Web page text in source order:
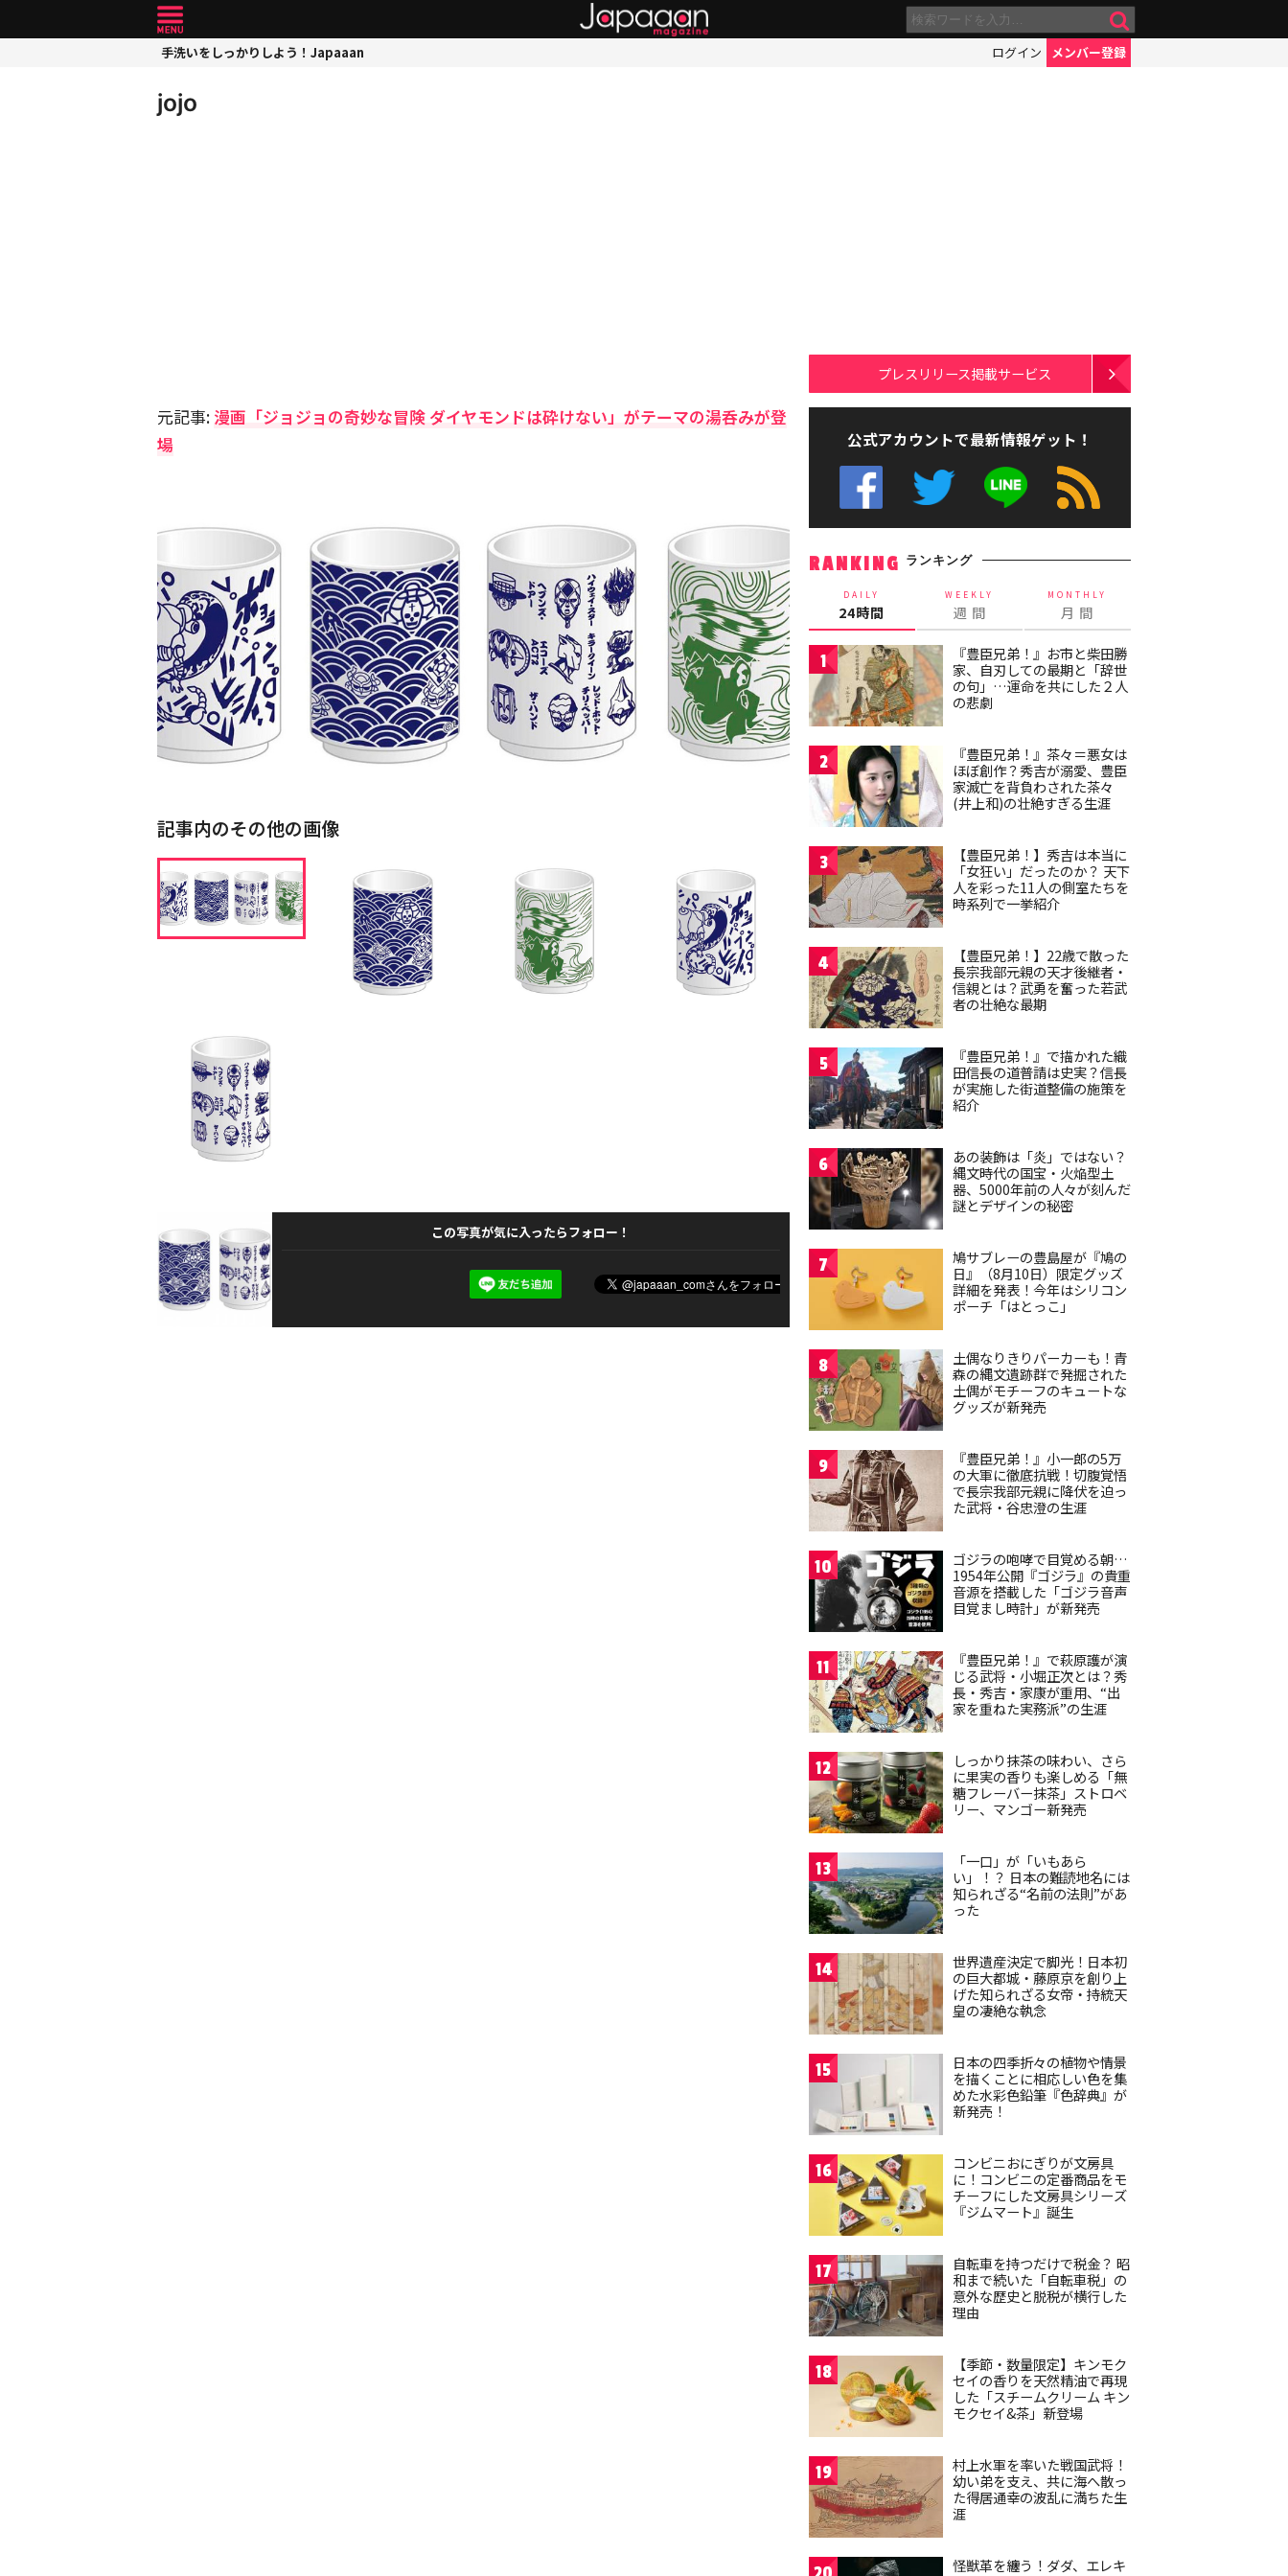
手洗いをしっかりしよう！Japaaan ログイン メンバー登録
jojo
元記事: 漫画「ジョジョの奇妙な冒険 ダイヤモンドは砕けない」がテーマの湯呑みが登
場
記事内のその他の画像
この写真が気に入ったらフォロー！
プレスリリース掲載サービス
公式アカウントで最新情報ゲット！
RANKING ランキング
DAILY
24時間
WEEKLY
週 間
MONTHLY
月 間
1
『豊臣兄弟！』お市と柴田勝
家、自刃しての最期と「辞世
の句」…運命を共にした２人
の悲劇
2
『豊臣兄弟！』茶々＝悪女は
ほぼ創作？秀吉が溺愛、豊臣
家滅亡を背負わされた茶々
(井上和)の壮絶すぎる生涯
3
【豊臣兄弟！】秀吉は本当に
「女狂い」だったのか？ 天下
人を彩った11人の側室たちを
時系列で一挙紹介
4
【豊臣兄弟！】22歳で散った
長宗我部元親の天才後継者・
信親とは？武勇を奮った若武
者の壮絶な最期
5
『豊臣兄弟！』で描かれた織
田信長の道普請は史実？信長
が実施した街道整備の施策を
紹介
6
あの装飾は「炎」ではない？
縄文時代の国宝・火焔型土
器、5000年前の人々が刻んだ
謎とデザインの秘密
7
鳩サブレーの豊島屋が『鳩の
日』（8月10日）限定グッズ
詳細を発表！今年はシリコン
ポーチ「はとっこ」
8
土偶なりきりパーカーも！青
森の縄文遺跡群で発掘された
土偶がモチーフのキュートな
グッズが新発売
9
『豊臣兄弟！』小一郎の5万
の大軍に徹底抗戦！切腹覚悟
で長宗我部元親に降伏を迫っ
た武将・谷忠澄の生涯
10
ゴジラの咆哮で目覚める朝…
1954年公開『ゴジラ』の貴重
音源を搭載した「ゴジラ音声
目覚まし時計」が新発売
11
『豊臣兄弟！』で萩原護が演
じる武将・小堀正次とは？秀
長・秀吉・家康が重用、“出
家を重ねた実務派”の生涯
12
しっかり抹茶の味わい、さら
に果実の香りも楽しめる「無
糖フレーバー抹茶」ストロベ
リー、マンゴー新発売
13
「一口」が「いもあら
い」！？ 日本の難読地名には
知られざる“名前の法則”があ
った
14
世界遺産決定で脚光！日本初
の巨大都城・藤原京を創り上
げた知られざる女帝・持統天
皇の凄絶な執念
15
日本の四季折々の植物や情景
を描くことに相応しい色を集
めた水彩色鉛筆『色辞典』が
新発売！
16
コンビニおにぎりが文房具
に！コンビニの定番商品をモ
チーフにした文房具シリーズ
『ジムマート』誕生
17
自転車を持つだけで税金？ 昭
和まで続いた「自転車税」の
意外な歴史と脱税が横行した
理由
18
【季節・数量限定】キンモク
セイの香りを天然精油で再現
した「スチームクリーム キン
モクセイ&茶」新登場
19
村上水軍を率いた戦国武将！
幼い弟を支え、共に海へ散っ
た得居通幸の波乱に満ちた生
涯
怪獣革を纏う！ダダ、エレキ